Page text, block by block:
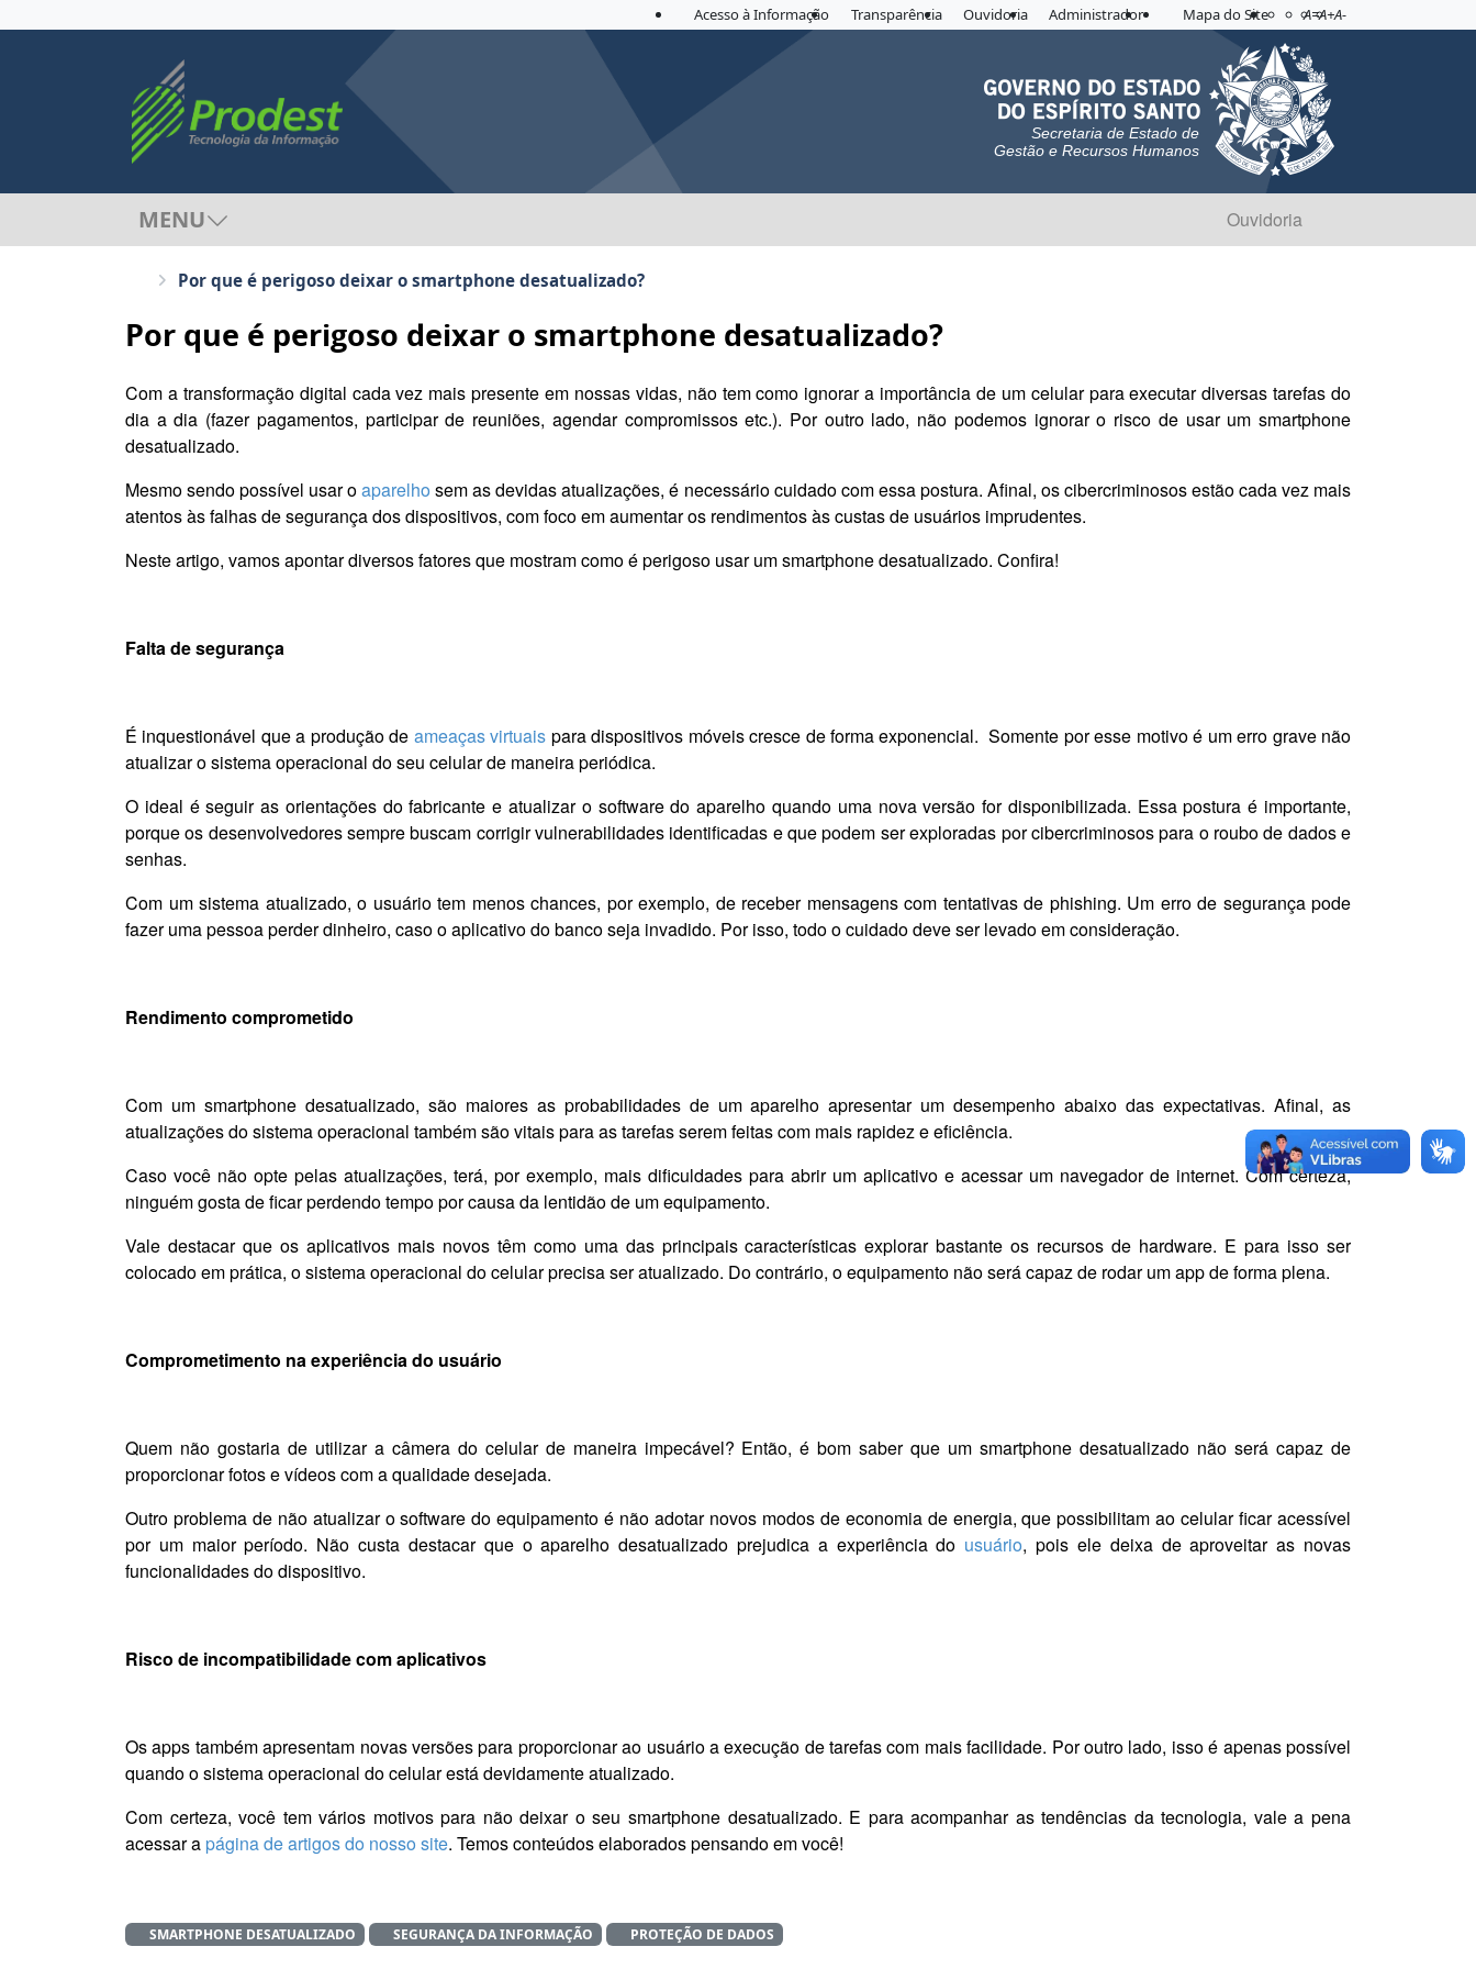
Acesso à Informação Transparência Ouvidoria Administrador Mapa do Site Acessibilidade
Aplicar contraste
A=A+A-
Secretaria de Estado de
Gestão e Recursos Humanos
MENU Ouvidoria
Por que é perigoso deixar o smartphone desatualizado?
Por que é perigoso deixar o smartphone desatualizado?
Com a transformação digital cada vez mais presente em nossas vidas, não tem como ignorar a importância de um celular para executar diversas tarefas do
dia a dia (fazer pagamentos, participar de reuniões, agendar compromissos etc.). Por outro lado, não podemos ignorar o risco de usar um smartphone
desatualizado.
Mesmo sendo possível usar oaparelho sem as devidas atualizações, é necessário cuidado com essa postura. Afinal, os cibercriminosos estão cada vez mais
atentos às falhas de segurança dos dispositivos, com foco em aumentar os rendimentos às custas de usuários imprudentes.
Neste artigo, vamos apontar diversos fatores que mostram como é perigoso usar um smartphone desatualizado. Confira!
Falta de segurança
É inquestionável que a produção de ameaças virtuais para dispositivos móveis cresce de forma exponencial. Somente por esse motivo é um erro grave não
atualizar o sistema operacional do seu celular de maneira periódica.
O ideal é seguir as orientações do fabricante e atualizar o software do aparelho quando uma nova versão for disponibilizada. Essa postura é importante,
porque os desenvolvedores sempre buscam corrigir vulnerabilidades identificadas e que podem ser exploradas por cibercriminosos para o roubo de dados e
senhas.
Com um sistema atualizado, o usuário tem menos chances, por exemplo, de receber mensagens com tentativas de phishing. Um erro de segurança pode
fazer uma pessoa perder dinheiro, caso o aplicativo do banco seja invadido. Por isso, todo o cuidado deve ser levado em consideração.
Rendimento comprometido
Com um smartphone desatualizado, são maiores as probabilidades de um aparelho apresentar um desempenho abaixo das expectativas. Afinal, as
atualizações do sistema operacional também são vitais para as tarefas serem feitas com mais rapidez e eficiência.
Caso você não opte pelas atualizações, terá, por exemplo, mais dificuldades para abrir um aplicativo e acessar um navegador de internet. Com certeza,
ninguém gosta de ficar perdendo tempo por causa da lentidão de um equipamento.
Vale destacar que os aplicativos mais novos têm como uma das principais características explorar bastante os recursos de hardware. E para isso ser
colocado em prática, o sistema operacional do celular precisa ser atualizado. Do contrário, o equipamento não será capaz de rodar um app de forma plena.
Comprometimento na experiência do usuário
Quem não gostaria de utilizar a câmera do celular de maneira impecável? Então, é bom saber que um smartphone desatualizado não será capaz de
proporcionar fotos e vídeos com a qualidade desejada.
Outro problema de não atualizar o software do equipamento é não adotar novos modos de economia de energia, que possibilitam ao celular ficar acessível
por um maior período. Não custa destacar que o aparelho desatualizado prejudica a experiência do usuário, pois ele deixa de aproveitar as novas
funcionalidades do dispositivo.
Risco de incompatibilidade com aplicativos
Os apps também apresentam novas versões para proporcionar ao usuário a execução de tarefas com mais facilidade. Por outro lado, isso é apenas possível
quando o sistema operacional do celular está devidamente atualizado.
Com certeza, você tem vários motivos para não deixar o seu smartphone desatualizado. E para acompanhar as tendências da tecnologia, vale a pena
acessar a página de artigos do nosso site. Temos conteúdos elaborados pensando em você!
SMARTPHONE DESATUALIZADO SEGURANÇA DA INFORMAÇÃO PROTEÇÃO DE DADOS